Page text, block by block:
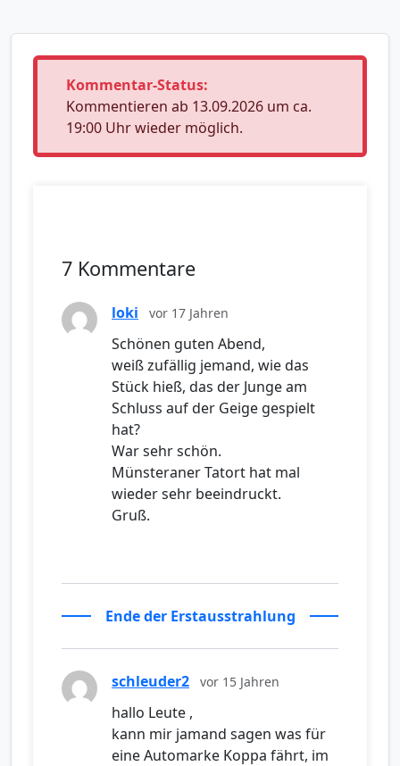
Kommentar-Status:
Kommentieren ab 13.09.2026 um ca.
19:00 Uhr wieder möglich.
7 Kommentare
loki vor 17 Jahren
Schönen guten Abend,
weiß zufällig jemand, wie das
Stück hieß, das der Junge am
Schluss auf der Geige gespielt
hat?
War sehr schön.
Münsteraner Tatort hat mal
wieder sehr beeindruckt.
Gruß.
Ende der Erstausstrahlung
schleuder2 vor 15 Jahren
hallo Leute ,
kann mir jamand sagen was für
eine Automarke Koppa fährt, im